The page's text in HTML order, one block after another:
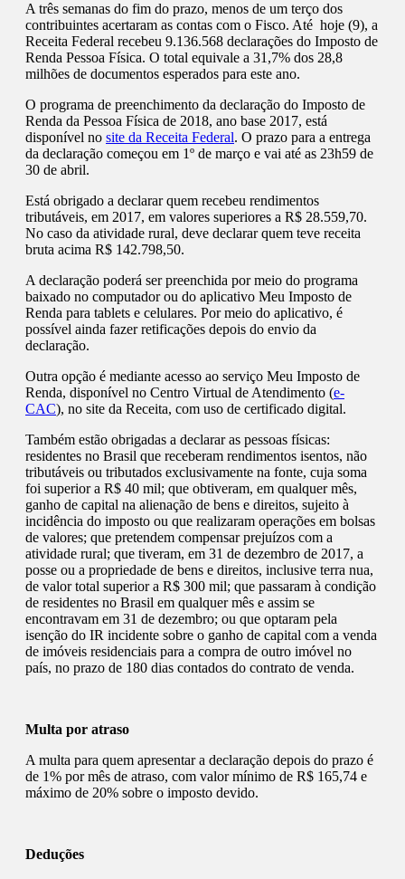
A três semanas do fim do prazo, menos de um terço dos
contribuintes acertaram as contas com o Fisco. Até hoje (9), a
Receita Federal recebeu 9.136.568 declarações do Imposto de
Renda Pessoa Física. O total equivale a 31,7% dos 28,8
milhões de documentos esperados para este ano.
O programa de preenchimento da declaração do Imposto de
Renda da Pessoa Física de 2018, ano base 2017, está
disponível no site da Receita Federal. O prazo para a entrega
da declaração começou em 1º de março e vai até as 23h59 de
30 de abril.
Está obrigado a declarar quem recebeu rendimentos
tributáveis, em 2017, em valores superiores a R$ 28.559,70.
No caso da atividade rural, deve declarar quem teve receita
bruta acima R$ 142.798,50.
A declaração poderá ser preenchida por meio do programa
baixado no computador ou do aplicativo Meu Imposto de
Renda para tablets e celulares. Por meio do aplicativo, é
possível ainda fazer retificações depois do envio da
declaração.
Outra opção é mediante acesso ao serviço Meu Imposto de
Renda, disponível no Centro Virtual de Atendimento (e-
CAC), no site da Receita, com uso de certificado digital.
Também estão obrigadas a declarar as pessoas físicas:
residentes no Brasil que receberam rendimentos isentos, não
tributáveis ou tributados exclusivamente na fonte, cuja soma
foi superior a R$ 40 mil; que obtiveram, em qualquer mês,
ganho de capital na alienação de bens e direitos, sujeito à
incidência do imposto ou que realizaram operações em bolsas
de valores; que pretendem compensar prejuízos com a
atividade rural; que tiveram, em 31 de dezembro de 2017, a
posse ou a propriedade de bens e direitos, inclusive terra nua,
de valor total superior a R$ 300 mil; que passaram à condição
de residentes no Brasil em qualquer mês e assim se
encontravam em 31 de dezembro; ou que optaram pela
isenção do IR incidente sobre o ganho de capital com a venda
de imóveis residenciais para a compra de outro imóvel no
país, no prazo de 180 dias contados do contrato de venda.
Multa por atraso
A multa para quem apresentar a declaração depois do prazo é
de 1% por mês de atraso, com valor mínimo de R$ 165,74 e
máximo de 20% sobre o imposto devido.
Deduções